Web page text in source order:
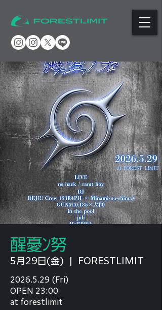
醒憂ﾝ努
5月29日(金) FORESTLIMIT
2026.5.29 (Fri)
OPEN 23:00
at forestlimit